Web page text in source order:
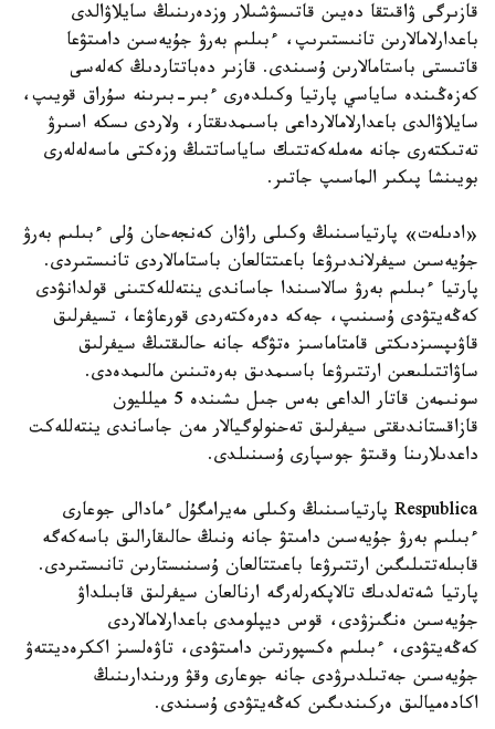
قازىرگى ۋاقىتقا دەيىن قاتىسۋشىلار وزدەرىنىڭ سايلاۋالدى
باعدارلامالارىن تانىستىرىپ، ءبىلىم بەرۋ جۇيەسىن دامىتۋعا
قاتىستى باستامالارىن ۇسىندى. قازىر دەباتتاردىڭ كەلەسى
كەزەڭىندە ساياسي پارتيا وكىلدەرى ءبىر-بىرىنە سۇراق قويىپ،
سايلاۋالدى باعدارلامالارداعى باسىمدىقتار، ولاردى ىسكە اسىرۋ
تەتىكتەرى جانە مەملەكەتتىك ساياساتتىڭ وزەكتى ماسەلەلەرى
بويىنشا پىكىر الماسىپ جاتىر.
«ادىلەت» پارتياسىنىڭ وكىلى راۋان كەنجەحان ۇلى ءبىلىم بەرۋ
جۇيەسىن سيفرلاندىرۋعا باعىتتالعان باستامالاردى تانىستىردى.
پارتيا ءبىلىم بەرۋ سالاسىندا جاساندى ينتەللەكتىنى قولدانۋدى
كەڭەيتۋدى ۇسىنىپ، جەكە دەرەكتەردى قورعاۋعا، تسيفرلىق
قاۋىپسىزدىكتى قامتاماسىز ەتۋگە جانە حالىقتىڭ سيفرلىق
ساۋاتتىلىعىن ارتتىرۋعا باسىمدىق بەرەتىنىن مالىمدەدى.
سونىمەن قاتار الداعى بەس جىل ىشىندە 5 ميلليون
قازاقستاندىقتى سيفرلىق تەحنولوگيالار مەن جاساندى ينتەللەكت
داعدىلارىنا وقىتۋ جوسپارى ۇسىنىلدى.
Respublica پارتياسىنىڭ وكىلى مەيرامگۇل ءمادالى جوعارى
ءبىلىم بەرۋ جۇيەسىن دامىتۋ جانە ونىڭ حالىقارالىق باسەكەگە
قابىلەتتىلىگىن ارتتىرۋعا باعىتتالعان ۇسىنىستارىن تانىستىردى.
پارتيا شەتەلدىك تالاپكەرلەرگە ارنالعان سيفرلىق قابىلداۋ
جۇيەسىن ەنگىزۋدى، قوس ديپلومدى باعدارلامالاردى
كەڭەيتۋدى، ءبىلىم ەكسپورتىن دامىتۋدى، تاۋەلسىز اككرەديتتەۋ
جۇيەسىن جەتىلدىرۋدى جانە جوعارى وقۋ ورىندارىنىڭ
اكادەميالىق ەركىندىگىن كەڭەيتۋدى ۇسىندى.